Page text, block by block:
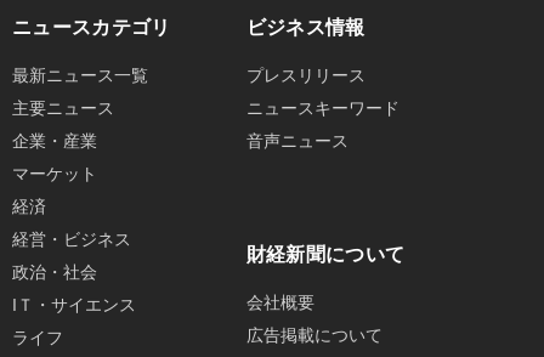
ニュースカテゴリ
最新ニュース一覧
主要ニュース
企業・産業
マーケット
経済
経営・ビジネス
政治・社会
IＴ・サイエンス
ライフ
ビジネス情報
プレスリリース
ニュースキーワード
音声ニュース
財経新聞について
会社概要
広告掲載について